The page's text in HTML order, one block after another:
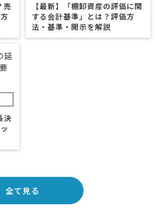
売
【最新】「棚卸資産の評価に関
する会計基準」とは？評価方
法・基準・開示を解説
決
全て見る